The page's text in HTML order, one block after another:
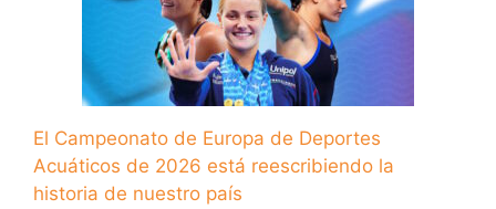
El Campeonato de Europa de Deportes
Acuáticos de 2026 está reescribiendo la
historia de nuestro país